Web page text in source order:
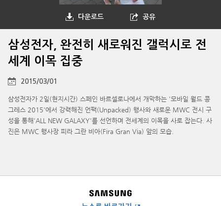
다운로드 공유
삼성전자, 완전히 새로워진 갤럭시로 전
세계 이목 집중
2015/03/01
삼성전자가 2일(현지시간) 스페인 바르셀로나에서 개막하는 '모바일 월드 콩
그레스 2015'에서 강력해진 언팩(Unpacked) 행사와 새로운 MWC 전시 구
성을 통해'ALL NEW GALAXY'를 선언하며 전세계의 이목을 사로 잡는다. 사
진은 MWC 행사장 피라 그란 비아(Fira Gran Via) 앞의 모습.